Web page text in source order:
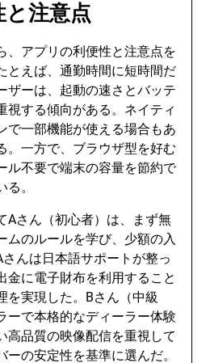
注意点
、アプリの利便性と注意点を
とえば、通勤時間に短時間だ
ザーは、起動の速さとバッテ
視する傾向がある。ネイティ
で一部機能が使える場合もあ
。一方で、ブラウザ型を好む
ル不要で端末の容量を節約で
。
Aさん（初心者）は、まず無
ムのルールを学び、少額の入
んは日本語サポートが整っ
金に電子財布を利用すること
を実現した。Bさん（中級
ーで本格的なディーラー体験
高品質の映像配信を重視して
の安定性を基準に選んだ。